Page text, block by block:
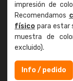
impresión de
Recomendamos
físico para estar
muestra de
excluido).
Info / pedido